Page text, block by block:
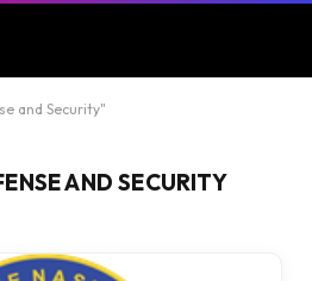
and Security"
AND SECURITY